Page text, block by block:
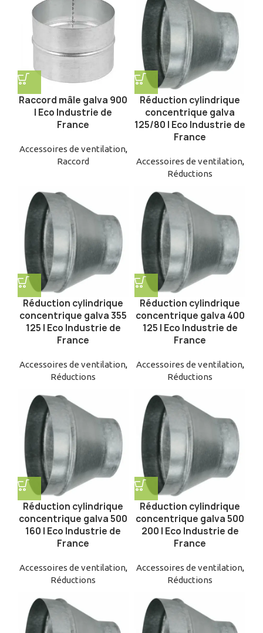
Raccord mâle galva 900
| Eco Industrie de
France
Accessoires de ventilation,
Raccord
Réduction cylindrique
concentrique galva
125/80 | Eco Industrie de
France
Accessoires de ventilation,
Réductions
Réduction cylindrique
concentrique galva 355
125 | Eco Industrie de
France
Accessoires de ventilation,
Réductions
Réduction cylindrique
concentrique galva 400
125 | Eco Industrie de
France
Accessoires de ventilation,
Réductions
Réduction cylindrique
concentrique galva 500
160 | Eco Industrie de
France
Accessoires de ventilation,
Réductions
Réduction cylindrique
concentrique galva 500
200 | Eco Industrie de
France
Accessoires de ventilation,
Réductions